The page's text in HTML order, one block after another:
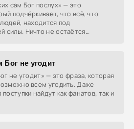
сам Бог послух» — это
подчёркивает, что всё, что
находится под
силы. Ничто не остаётся
Бог не угодит
не угодит» — это фраза, которая
всем угодить. Даже
найдут как фанатов, так и